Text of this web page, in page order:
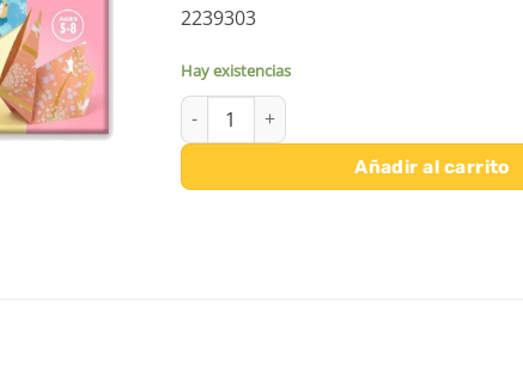
2239303
Hay existencias
PAPIROFLEXIA ORIGAMI HARU DJECO
Añadir al carrito